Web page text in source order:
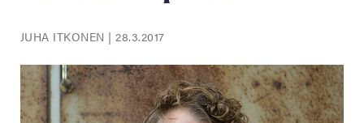
JUHA ITKONEN |28.3.2017